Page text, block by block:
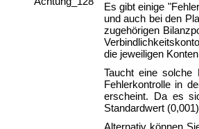
Es gibt einige
und auch bei den
zugehörigen
die jeweiligen
Taucht eine solche
Fehlerkontrolle in
erscheint. Da es
Standardwert
Alternativ können